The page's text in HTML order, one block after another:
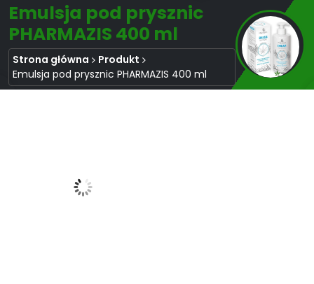
Emulsja pod prysznic
PHARMAZIS 400 ml
Strona główna
Produkt
Emulsja pod prysznic PHARMAZIS 400 ml